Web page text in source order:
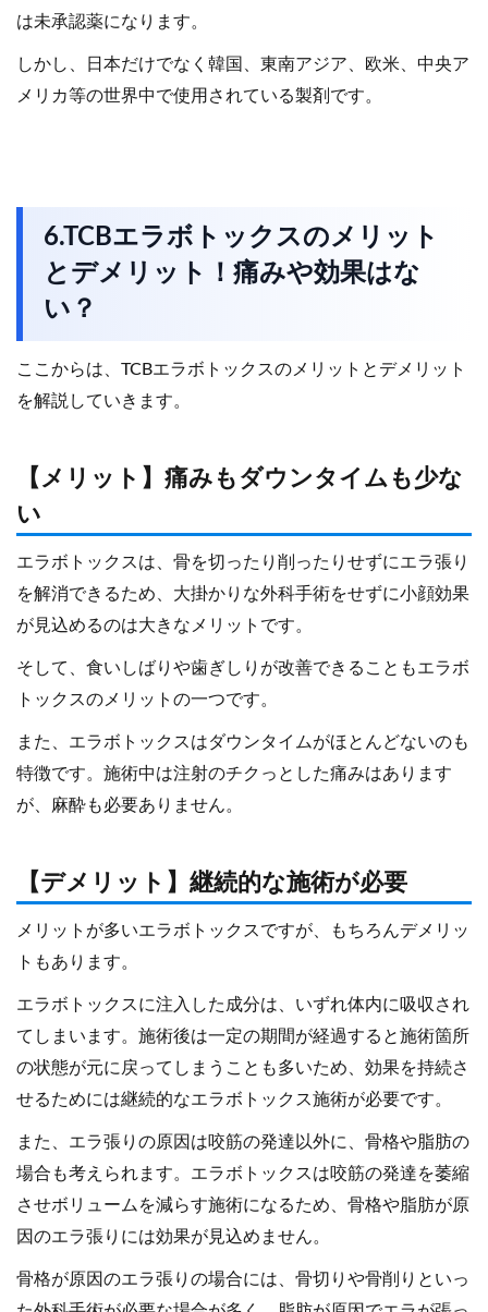
は未承認薬になります。
しかし、日本だけでなく韓国、東南アジア、欧米、中央ア
メリカ等の世界中で使用されている製剤です。
6.TCBエラボトックスのメリット
とデメリット！痛みや効果はな
い？
ここからは、TCBエラボトックスのメリットとデメリット
を解説していきます。
【メリット】痛みもダウンタイムも少な
い
エラボトックスは、骨を切ったり削ったりせずにエラ張り
を解消できるため、大掛かりな外科手術をせずに小顔効果
が見込めるのは大きなメリットです。
そして、食いしばりや歯ぎしりが改善できることもエラボ
トックスのメリットの一つです。
また、エラボトックスはダウンタイムがほとんどないのも
特徴です。施術中は注射のチクっとした痛みはあります
が、麻酔も必要ありません。
【デメリット】継続的な施術が必要
メリットが多いエラボトックスですが、もちろんデメリッ
トもあります。
エラボトックスに注入した成分は、いずれ体内に吸収され
てしまいます。施術後は一定の期間が経過すると施術箇所
の状態が元に戻ってしまうことも多いため、効果を持続さ
せるためには継続的なエラボトックス施術が必要です。
また、エラ張りの原因は咬筋の発達以外に、骨格や脂肪の
場合も考えられます。エラボトックスは咬筋の発達を萎縮
させボリュームを減らす施術になるため、骨格や脂肪が原
因のエラ張りには効果が見込めません。
骨格が原因のエラ張りの場合には、骨切りや骨削りといっ